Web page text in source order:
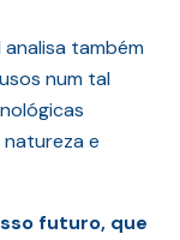
analisa também
num tal
e
futuro, que